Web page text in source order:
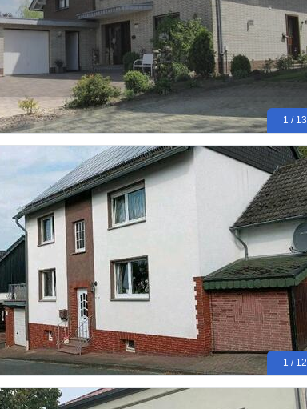
1 / 13
1 / 12